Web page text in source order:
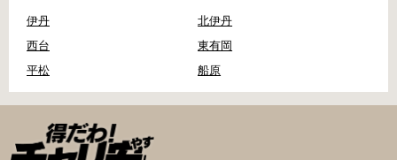
伊丹
北伊丹
西台
東有岡
平松
船原